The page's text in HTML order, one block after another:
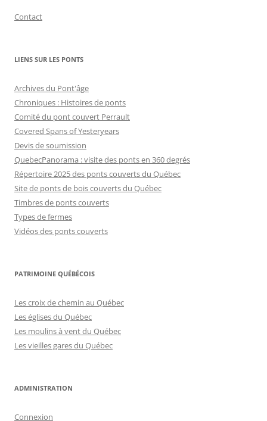
Contact
LIENS SUR LES PONTS
Archives du Pont'âge
Chroniques : Histoires de ponts
Comité du pont couvert Perrault
Covered Spans of Yesteryears
Devis de soumission
QuebecPanorama : visite des ponts en 360 degrés
Répertoire 2025 des ponts couverts du Québec
Site de ponts de bois couverts du Québec
Timbres de ponts couverts
Types de fermes
Vidéos des ponts couverts
PATRIMOINE QUÉBÉCOIS
Les croix de chemin au Québec
Les églises du Québec
Les moulins à vent du Québec
Les vieilles gares du Québec
ADMINISTRATION
Connexion